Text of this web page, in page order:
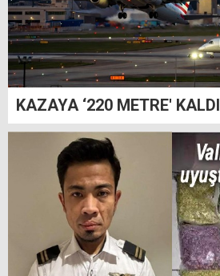
KAZAYA ‘220 METRE' KALDI